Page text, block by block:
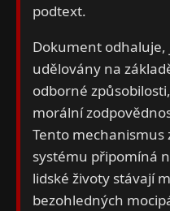
podtext.
Dokument odhaluje,
udělovány na
odborné
morální
Tento
systému připomíná
lidské životy stávají
bezohledných